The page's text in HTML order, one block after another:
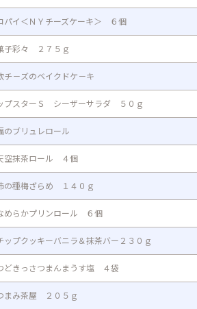
イ＜ＮＹチーズケーキ＞ ６個
子彩々 ２７５ｇ
－ズのベイクドケ－キ
プスターＳ シーザーサラダ ５０ｇ
ブリュレロール
空抹茶ロール ４個
種梅ざらめ １４０ｇ
めらかプリンロール ６個
ップクッキーバニラ＆抹茶バー２３０ｇ
きっさつまんまうす塩 ４袋
まみ茶屋 ２０５ｇ